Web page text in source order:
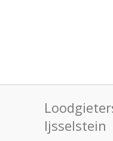
Ijsselstein